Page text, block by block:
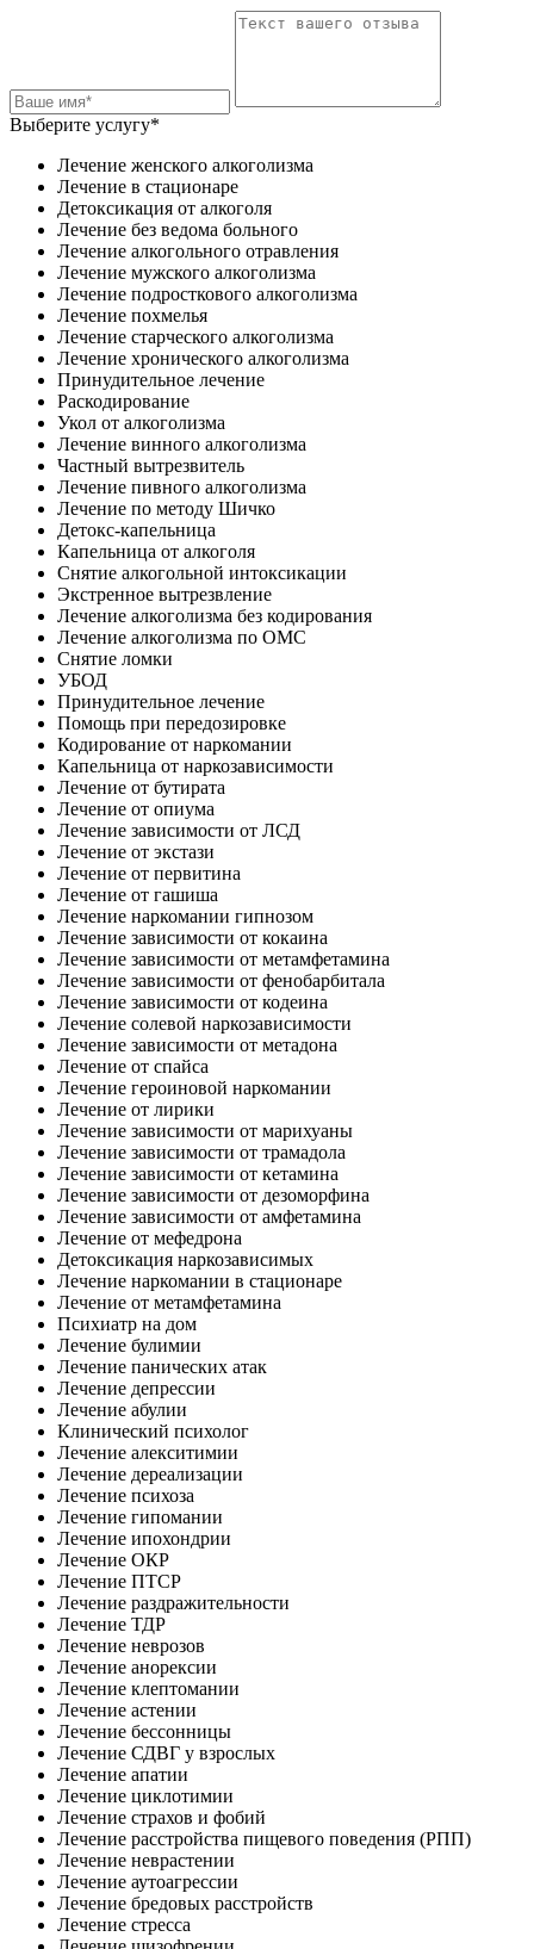
Выберите услугу*
Лечение женского алкоголизма
Лечение в стационаре
Детоксикация от алкоголя
Лечение без ведома больного
Лечение алкогольного отравления
Лечение мужского алкоголизма
Лечение подросткового алкоголизма
Лечение похмелья
Лечение старческого алкоголизма
Лечение хронического алкоголизма
Принудительное лечение
Раскодирование
Укол от алкоголизма
Лечение винного алкоголизма
Частный вытрезвитель
Лечение пивного алкоголизма
Лечение по методу Шичко
Детокс-капельница
Капельница от алкоголя
Снятие алкогольной интоксикации
Экстренное вытрезвление
Лечение алкоголизма без кодирования
Лечение алкоголизма по ОМС
Снятие ломки
УБОД
Принудительное лечение
Помощь при передозировке
Кодирование от наркомании
Капельница от наркозависимости
Лечение от бутирата
Лечение от опиума
Лечение зависимости от ЛСД
Лечение от экстази
Лечение от первитина
Лечение от гашиша
Лечение наркомании гипнозом
Лечение зависимости от кокаина
Лечение зависимости от метамфетамина
Лечение зависимости от фенобарбитала
Лечение зависимости от кодеина
Лечение солевой наркозависимости
Лечение зависимости от метадона
Лечение от спайса
Лечение героиновой наркомании
Лечение от лирики
Лечение зависимости от марихуаны
Лечение зависимости от трамадола
Лечение зависимости от кетамина
Лечение зависимости от дезоморфина
Лечение зависимости от амфетамина
Лечение от мефедрона
Детоксикация наркозависимых
Лечение наркомании в стационаре
Лечение от метамфетамина
Психиатр на дом
Лечение булимии
Лечение панических атак
Лечение депрессии
Лечение абулии
Клинический психолог
Лечение алекситимии
Лечение дереализации
Лечение психоза
Лечение гипомании
Лечение ипохондрии
Лечение ОКР
Лечение ПТСР
Лечение раздражительности
Лечение ТДР
Лечение неврозов
Лечение анорексии
Лечение клептомании
Лечение астении
Лечение бессонницы
Лечение СДВГ у взрослых
Лечение апатии
Лечение циклотимии
Лечение страхов и фобий
Лечение расстройства пищевого поведения (РПП)
Лечение неврастении
Лечение аутоагрессии
Лечение бредовых расстройств
Лечение стресса